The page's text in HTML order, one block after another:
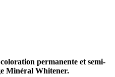
permanente et semi-
Minéral Whitener.